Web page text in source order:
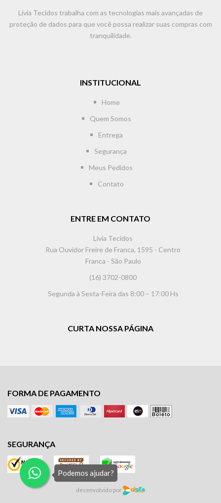
Lívia Tecidos trabalha com as tecnologias mais avançadas de
proteção de dados para que você possa realizar suas compras com
tranquilidade.
INSTITUCIONAL
Home
Quem Somos
Entrega
Segurança
Meus Pedidos
Contato
ENTRE EM CONTATO
Lívia Tecidos
Rua Ouvidor Freire de Franca, 1595 - Centro
Franca - São Paulo
(16) 3702-0800
Segunda à Sexta-Feira das 8:00 – 17:00 Hs
CURTA NOSSA PÁGINA
FORMA DE PAGAMENTO
SEGURANÇA
desenvolvido por
Podemos ajudar?